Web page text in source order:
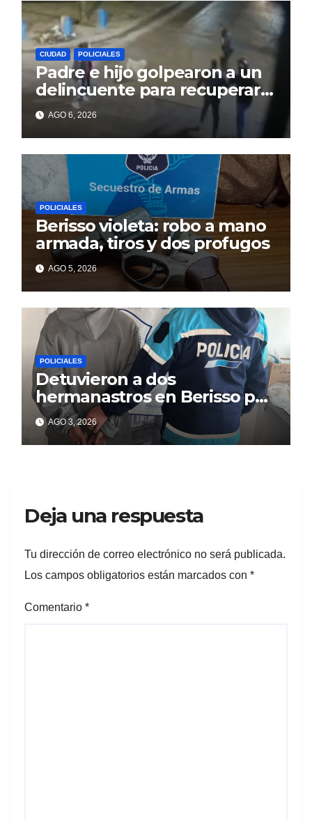
CIUDAD POLICIALES
Padre e hijo golpearon a un
delincuente para recuperar
un celular robado en Berisso
AGO 6, 2026
POLICIALES
Berisso violeta: robo a mano
armada, tiros y dos profugos
AGO 5, 2026
POLICIALES
Detuvieron a dos
hermanastros en Berisso por
matar a puñaladas a un
tatuador
AGO 3, 2026
Deja una respuesta
Tu dirección de correo electrónico no será publicada.
Los campos obligatorios están marcados con *
Comentario *